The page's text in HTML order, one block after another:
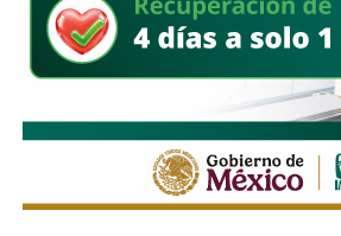
extendido de forma masiva en las